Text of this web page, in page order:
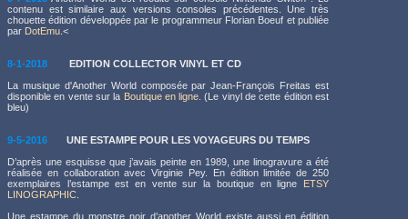
contenu est similaire aux versions consoles précédentes. Une très
chouette édition développée par le programmeur Florian Boeuf et publiée
par DotEmu .<
8-1-2018
EDITION COLLECTOR VINYL ET CD
La musique d'Another World composée par Jean-François Freitas est
disponible en vente sur la Boutique en ligne. (Le vinyl de cette édition est
bleu)
9-5-2016
UNE ESTAMPE POUR LES VOYAGEURS DU TEMPS
D’après une esquisse que j’avais peinte en 1989, une linogravure a été
réalisée en collaboration avec Virginie Pey. En édition limitée de 250
exemplaires l’estampe est en vente sur la boutique en ligne ETSY
LINOGRAPHIC
Une estampe du monstre noir d’another World existe aussi en édition